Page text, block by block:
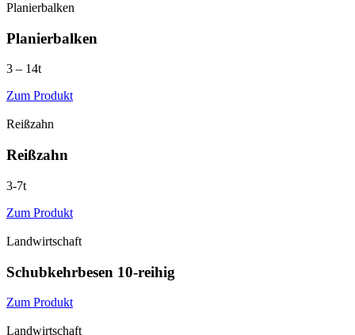
Planierbalken
Planierbalken
3 – 14t
Zum Produkt
Reißzahn
Reißzahn
3-7t
Zum Produkt
Landwirtschaft
Schubkehr­besen 10-reihig
Zum Produkt
Landwirtschaft